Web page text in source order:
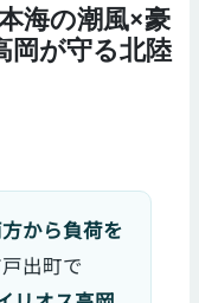
海の潮風×豪
が守る北陸
から負荷を
出町で